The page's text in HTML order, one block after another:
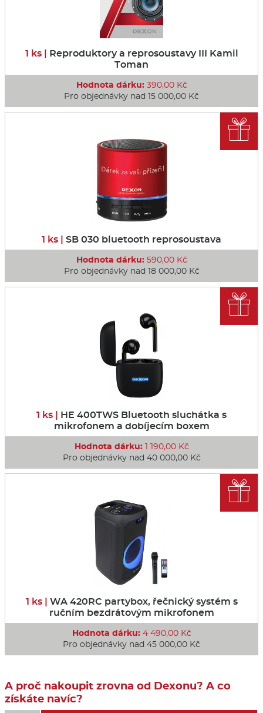
1 ks | Reproduktory a reprosoustavy III Kamil
Toman
Hodnota dárku:390,00 Kč
Pro objednávky nad 15 000,00 Kč
1 ks | SB 030 bluetooth reprosoustava
Hodnota dárku:590,00 Kč
Pro objednávky nad 18 000,00 Kč

1 ks | HE 400TWS Bluetooth sluchátka s
mikrofonem a dobíjecím boxem
Hodnota dárku:1 190,00 Kč
Pro objednávky nad 40 000,00 Kč

1 ks | WA 420RC partybox, řečnický systém s
ručním bezdrátovým mikrofonem
Hodnota dárku:4 490,00 Kč
Pro objednávky nad 45 000,00 Kč

A proč nakoupit zrovna od Dexonu? A co
získáte navíc?